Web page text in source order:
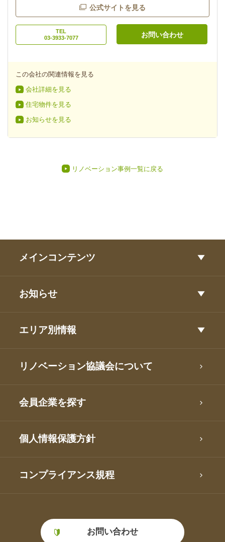
公式サイトを見る
TEL
03-3933-7077
お問い合わせ
この会社の関連情報を見る
会社詳細を見る
住宅物件を見る
お知らせを見る
リノベーション事例一覧に戻る
メインコンテンツ
お知らせ
エリア別情報
リノベーション協議会について
会員企業を探す
個人情報保護方針
コンプライアンス規程
お問い合わせ